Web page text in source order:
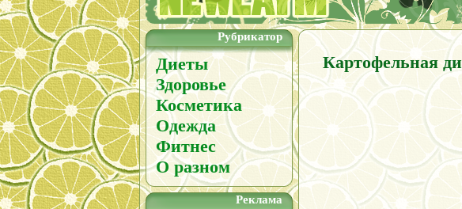
Рубрикатор
Диеты
Здоровье
Косметика
Одежда
Фитнес
О разном
Реклама
Картофельная